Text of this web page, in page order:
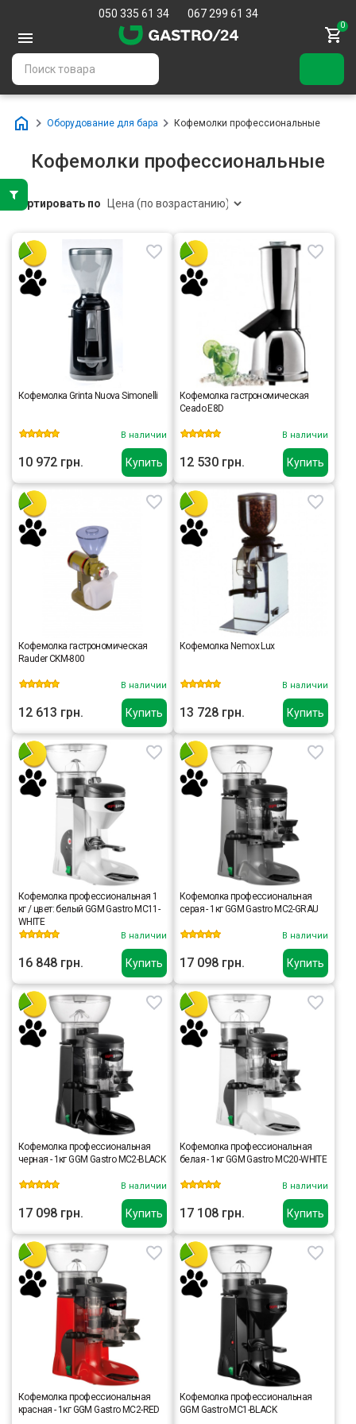
050 335 61 34 067 299 61 34
0
Оборудование для бара Кофемолки профессиональные
Кофемолки профессиональные
Сортировать по
Купить
Кофемолка Grinta Nuova Simonelli
В наличии
10 972 грн. Купить
Кофемолка гастрономическая
Ceado E8D
В наличии
12 530 грн.
Купить
Кофемолка гастрономическая
Rauder CKM-800
В наличии
12 613 грн. Купить
Кофемолка Nemox Lux
В наличии
13 728 грн.
Купить
Кофемолка профессиональная 1
кг / цвет: белый GGM Gastro MC11-
WHITE
В наличии
16 848 грн. Купить
Кофемолка профессиональная
серая - 1кг GGM Gastro MC2-GRAU
В наличии
17 098 грн.
Купить
Кофемолка профессиональная
черная - 1кг GGM Gastro MC2-BLACK
В наличии
17 098 грн. Купить
Кофемолка профессиональная
белая - 1кг GGM Gastro MC20-WHITE
В наличии
17 108 грн.
Кофемолка профессиональная
красная - 1кг GGM Gastro MC2-RED
Кофемолка профессиональная
GGM Gastro MC1-BLACK